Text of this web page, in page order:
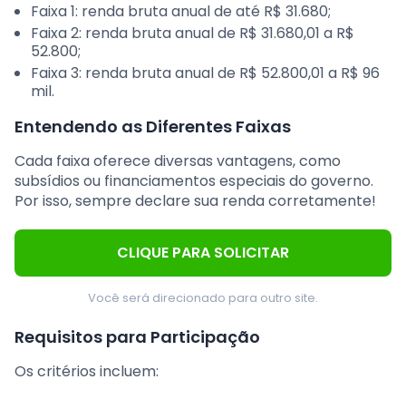
Faixa 1: renda bruta anual de até R$ 31.680;
Faixa 2: renda bruta anual de R$ 31.680,01 a R$
52.800;
Faixa 3: renda bruta anual de R$ 52.800,01 a R$ 96
mil.
Entendendo as Diferentes Faixas
Cada faixa oferece diversas vantagens, como
subsídios ou financiamentos especiais do governo.
Por isso, sempre declare sua renda corretamente!
CLIQUE PARA SOLICITAR
Você será direcionado para outro site.
Requisitos para Participação
Os critérios incluem: